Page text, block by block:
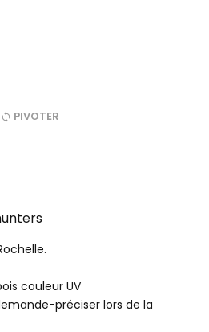
PIVOTER
couleur UV
préciser lors de la